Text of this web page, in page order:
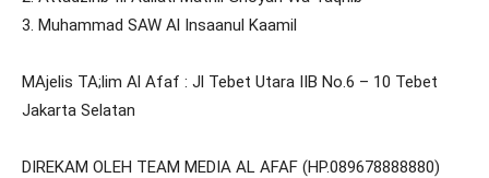
3. Muhammad SAW Al Insaanul Kaamil
MAjelis TA;lim Al Afaf : Jl Tebet Utara IIB No.6 – 10 Tebet
Jakarta Selatan
DIREKAM OLEH TEAM MEDIA AL AFAF (HP.089678888880)